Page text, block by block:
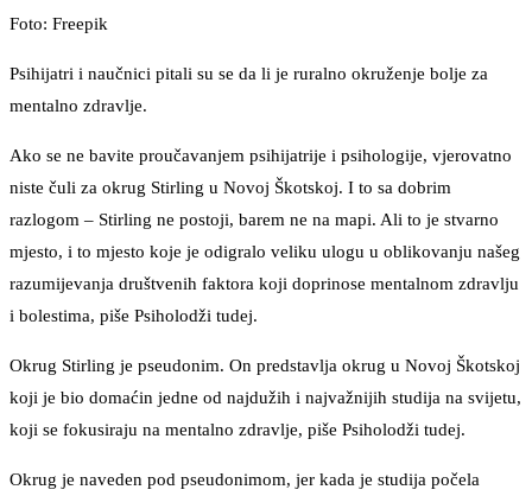
Foto: Freepik
Psihijatri i naučnici pitali su se da li je ruralno okruženje bolje za
mentalno zdravlje.
Ako se ne bavite proučavanjem psihijatrije i psihologije, vjerovatno
niste čuli za okrug Stirling u Novoj Škotskoj. I to sa dobrim
razlogom – Stirling ne postoji, barem ne na mapi. Ali to je stvarno
mjesto, i to mjesto koje je odigralo veliku ulogu u oblikovanju našeg
razumijevanja društvenih faktora koji doprinose mentalnom zdravlju
i bolestima, piše Psiholodži tudej.
Okrug Stirling je pseudonim. On predstavlja okrug u Novoj Škotskoj
koji je bio domaćin jedne od najdužih i najvažnijih studija na svijetu,
koji se fokusiraju na mentalno zdravlje, piše Psiholodži tudej.
Okrug je naveden pod pseudonimom, jer kada je studija počela